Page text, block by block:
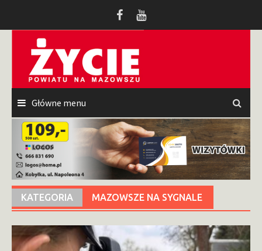
Główne menu
KATEGORIA MAZOWSZE NA SYGNALE